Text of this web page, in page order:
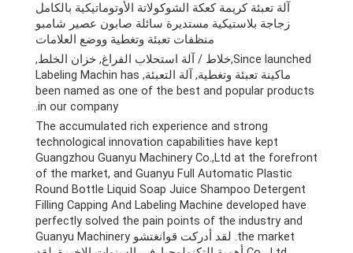
آلة تعبئة كريمة كعكة الشوكولاتة الأوتوماتيكية بالكامل
زجاجة بلاستيكية مستديرة سائلة صابون عصير شامبو
منظفات تعبئة وتغطية ووضع العلامات
Since launched,خلاط / آلة استحلاب الفراغ, خزان الخلط,
ماكينة تعبئة وتغطية, آلة التعبئة,Labeling Machin has
been named as one of the best and popular products
in our company
.
The accumulated rich experience and strong
technological innovation capabilities have kept
Guangzhou Guanyu Machinery Co.,Ltd at the forefront
of the market, and Guanyu Full Automatic Plastic
Round Bottle Liquid Soap Juice Shampoo Detergent
Filling Capping And Labeling Machine developed have
perfectly solved the pain points of the industry and
the market
. لقد أدركت قوانغتشو Guanyu Machinery